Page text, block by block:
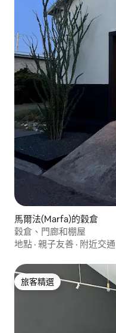
馬爾法(Marfa)的穀倉
穀倉、門廊和棚屋
地點 · 親子友善 · 附近交通
旅客精選
旅客精選